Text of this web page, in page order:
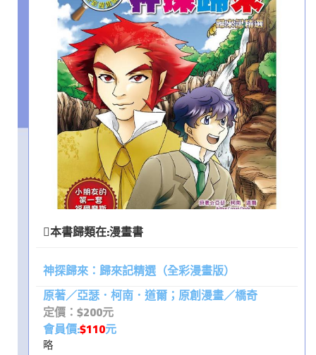
本書歸類在:漫畫書
神探歸來：歸來記精選（全彩漫畫版）
原著／亞瑟．柯南．道爾；原創漫畫／橋奇
定價：$200元
會員價:$110元
略